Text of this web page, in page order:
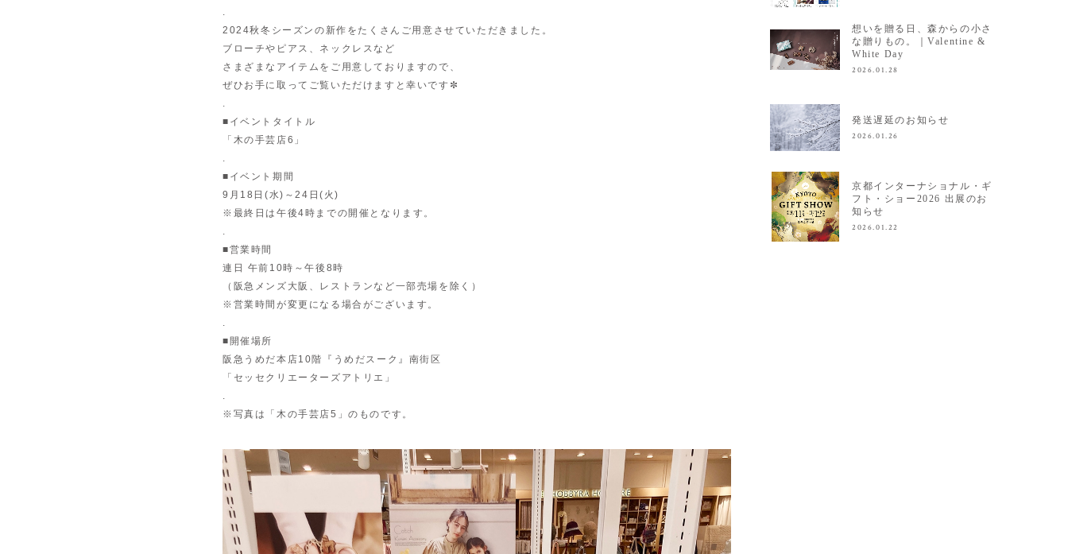
.
2024秋冬シーズンの新作をたくさんご用意させていただきました。
ブローチやピアス、ネックレスなど
さまざまなアイテムをご用意しておりますので、
ぜひお手に取ってご覧いただけますと幸いです✼
.
■イベントタイトル
「木の手芸店6」
.
■イベント期間
9月18日(水)～24日(火)
※最終日は午後4時までの開催となります。
.
■営業時間
連日 午前10時～午後8時
（阪急メンズ大阪、レストランなど一部売場を除く）
※営業時間が変更になる場合がございます。
.
■開催場所
阪急うめだ本店10階『うめだスーク』南街区
「セッセクリエーターズアトリエ」
.
※写真は「木の手芸店5」のものです。
想いを贈る日、森からの小さ
な贈りもの。｜Valentine &
White Day
2026.01.28
発送遅延のお知らせ
2026.01.26
京都インターナショナル・ギ
フト・ショー2026 出展のお
知らせ
2026.01.22